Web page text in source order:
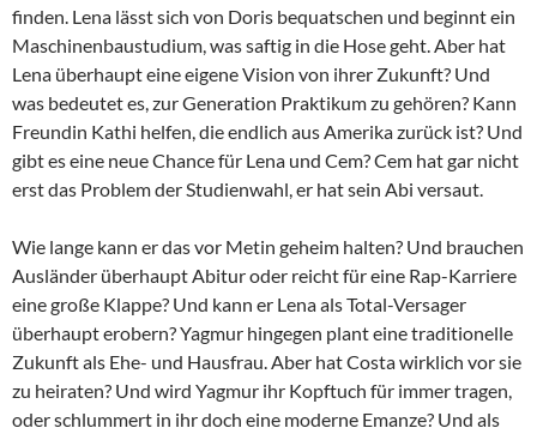
finden. Lena lässt sich von Doris bequatschen und beginnt ein
Maschinenbaustudium, was saftig in die Hose geht. Aber hat
Lena überhaupt eine eigene Vision von ihrer Zukunft? Und
was bedeutet es, zur Generation Praktikum zu gehören? Kann
Freundin Kathi helfen, die endlich aus Amerika zurück ist? Und
gibt es eine neue Chance für Lena und Cem? Cem hat gar nicht
erst das Problem der Studienwahl, er hat sein Abi versaut.
Wie lange kann er das vor Metin geheim halten? Und brauchen
Ausländer überhaupt Abitur oder reicht für eine Rap-Karriere
eine große Klappe? Und kann er Lena als Total-Versager
überhaupt erobern? Yagmur hingegen plant eine traditionelle
Zukunft als Ehe- und Hausfrau. Aber hat Costa wirklich vor sie
zu heiraten? Und wird Yagmur ihr Kopftuch für immer tragen,
oder schlummert in ihr doch eine moderne Emanze? Und als